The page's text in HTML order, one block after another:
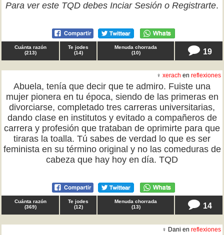
Para ver este TQD debes Inciar Sesión o Registrarte.
Cuánta razón
(213)
Te jodes
(14)
Menuda chorrada
(10) 19
♀ xerach en reflexiones
Abuela, tenía que decir que te admiro. Fuiste una
mujer pionera en tu época, siendo de las primeras en
divorciarse, completado tres carreras universitarias,
dando clase en institutos y evitado a compañeros de
carrera y profesión que trataban de oprimirte para que
tiraras la toalla. Tú sabes de verdad lo que es ser
feminista en su término original y no las comeduras de
cabeza que hay hoy en día. TQD
Cuánta razón
(369)
Te jodes
(12)
Menuda chorrada
(13) 14
♀ Dani en reflexiones